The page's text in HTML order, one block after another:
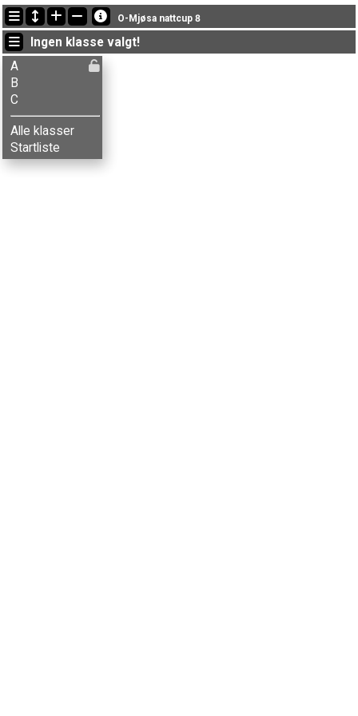
Siste oppdateringer
19:32:17: Ane Fagerhaug (B) kom i mål med tiden 1:08:01 (11)
19:28:49: Nils H. Staff (A) kom i mål med tiden 35:43 (4)
19:21:50: Anders Sollien (A) kom i mål med tiden 41:13 (13)
O-Mjøsa nattcup 8
Ingen klasse valgt!
A
B
C
Alle klasser
Startliste